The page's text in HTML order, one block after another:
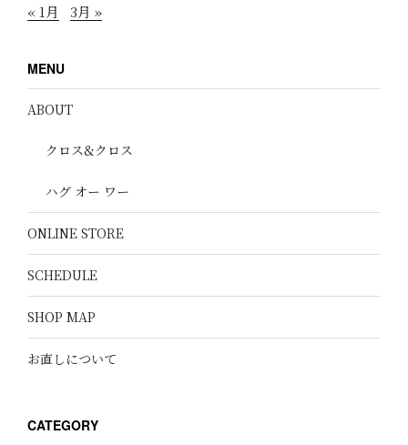
« 1月 3月 »
MENU
ABOUT
クロス&クロス
ハグ オー ワー
ONLINE STORE
SCHEDULE
SHOP MAP
お直しについて
CATEGORY